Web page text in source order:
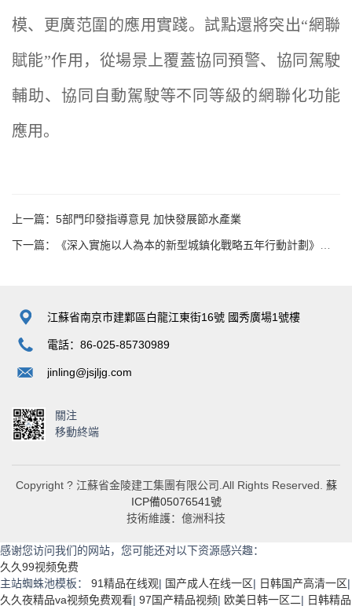
模、更廣范圍的應用實踐。試點還將突出“網聯
賦能”作用，從場景上覆蓋協同預警、協同駕駛
輔助、協同自動駕駛等不同等級的網聯化功能
應用。
上一篇：5部門印發指導意見 加快發展節水產業
江蘇省南京市建鄴區白龍江東街16號 國秀廣場1號樓
電話：86-025-85730989
jinling@jsjljg.com
關注
移動終端
Copyright ? 江蘇省金陵建工集團有限公司.All Rights Reserved. 蘇
ICP備05076541號
技術維護：億洲科技
感谢您访问我们的网站，您可能还对以下资源感兴趣：
久久99视频免费
主站蜘蛛池模板： 91精品在线观| 国产成人在线一区| 日韩国产高清一区|
久久夜精品va视频免费观看| 97国产精品视频| 欧美日韩一区二| 日韩精品